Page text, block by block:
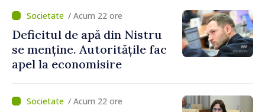
pentru consolidarea
capacităților de apărare ale
statului”
Neurochirurgie „Diomid
Gherman”. Ministerul
Sănătății cere un plan de
remediere
/ Acum 22 ore
Deficitul de apă din Nistru
se menține. Autoritățile fac
apel la economisire
/ Acum 22 ore